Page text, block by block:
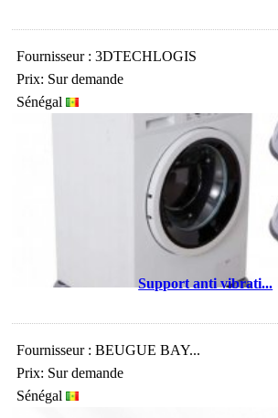
Fournisseur : 3DTECHLOGIS
Prix: Sur demande
Sénégal
Support anti vibrati...
Fournisseur : BEUGUE BAY...
Prix: Sur demande
Sénégal